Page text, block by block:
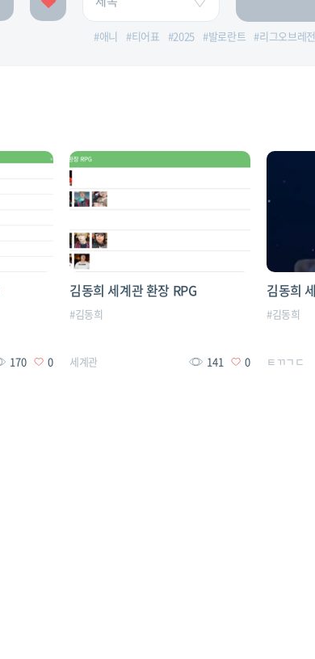
#애니 #티어표 #2025 #발로란트 #리그오브레
170 0
김동희 세계관 환장 RPG
#김동희
세계관 141 0
김동희
#김동희
ㅌㄲㄱㄷ